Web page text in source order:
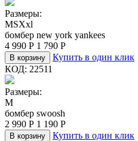
Размеры:
MSXxl
бомбер new york yankees
4 990 Р 1 790 Р
В корзину
Купить в один клик
КОД: 22511
Размеры:
M
бомбер swoosh
2 990 Р 1 190 Р
В корзину
Купить в один клик